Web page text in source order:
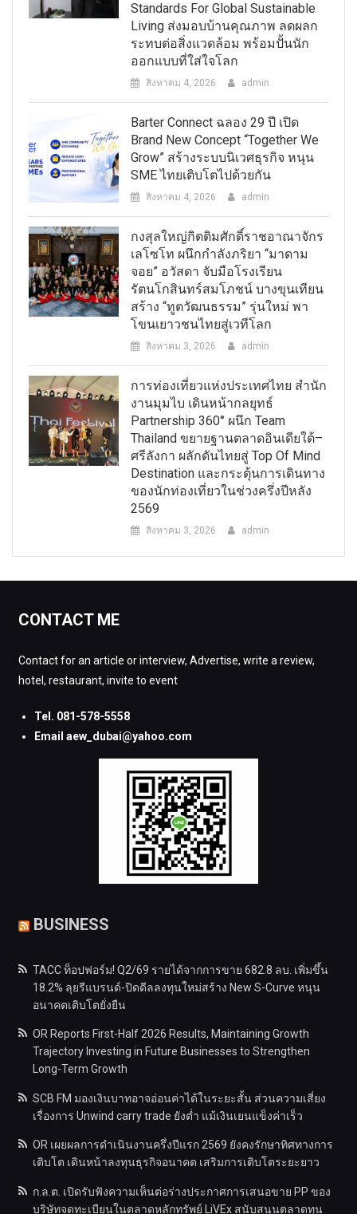
Standards For Global Sustainable
Living ส่งมอบบ้านคุณภาพ ลดผลก
ระทบต่อสิ่งแวดล้อม พร้อมปั้นนัก
ออกแบบที่ใส่ใจโลก
สิงหาคม 4, 2026 admin
Barter Connect ฉลอง 29 ปี เปิด
Brand New Concept “Together We
Grow” สร้างระบบนิเวศธุรกิจ หนุน
SME ไทยเติบโตไปด้วยกัน
สิงหาคม 4, 2026 admin
กงสุลใหญ่กิตติมศักดิ์ราชอาณาจักร
เลโซโท ผนึกกำลังภริยา “มาดาม
จอย” อวัสดา จับมือโรงเรียน
รัตนโกสินทร์สมโภชน์ บางขุนเทียน
สร้าง “ทูตวัฒนธรรม” รุ่นใหม่ พา
โขนเยาวชนไทยสู่เวทีโลก
สิงหาคม 3, 2026 admin
การท่องเที่ยวแห่งประเทศไทย สำนัก
งานมุมไบ เดินหน้ากลยุทธ์
Partnership 360° ผนึก Team
Thailand ขยายฐานตลาดอินเดียใต้–
ศรีลังกา ผลักดันไทยสู่ Top Of Mind
Destination และกระตุ้นการเดินทาง
ของนักท่องเที่ยวในช่วงครึ่งปีหลัง
2569
สิงหาคม 3, 2026 admin
CONTACT ME
Contact for an article or interview, Advertise, write a review,
hotel, restaurant, invite to event
Tel. 081-578-5558
Email aew_dubai@yahoo.com
BUSINESS
TACC ท็อปฟอร์ม! Q2/69 รายได้จากการขาย 682.8 ลบ. เพิ่มขึ้น
18.2% ลุยรีแบรนด์-ปิดดีลลงทุนใหม่สร้าง New S-Curve หนุน
อนาคตเติบโตยั่งยืน
OR Reports First-Half 2026 Results, Maintaining Growth
Trajectory Investing in Future Businesses to Strengthen
Long-Term Growth
SCB FM มองเงินบาทอาจอ่อนค่าได้ในระยะสั้น ส่วนความเสี่ยง
เรื่องการ Unwind carry trade ยังต่ำ แม้เงินเยนแข็งค่าเร็ว
OR เผยผลการดำเนินงานครึ่งปีแรก 2569 ยังคงรักษาทิศทางการ
เติบโต เดินหน้าลงทุนธุรกิจอนาคต เสริมการเติบโตระยะยาว
ก.ล.ต. เปิดรับฟังความเห็นต่อร่างประกาศการเสนอขาย PP ของ
บริษัทจดทะเบียนในตลาดหลักทรัพย์ LiVEx สนับสนุนตลาดทุน